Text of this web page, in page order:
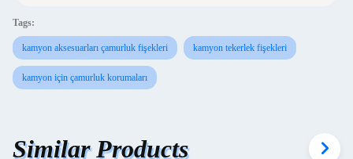
Tags:
kamyon aksesuarları çamurluk fişekleri kamyon tekerlek fişekleri
kamyon için çamurluk korumaları
Similar Products